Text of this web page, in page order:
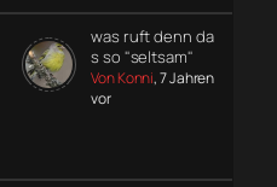
was ruft denn da
s so "seltsam"
Von Konni, 7 Jahren
vor